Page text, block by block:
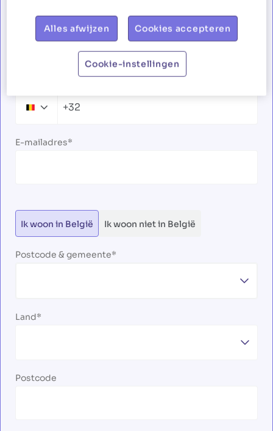
Familienaam
Belgium+32
E-mailadres
Ik woon in België Ik woon niet in België
Postcode & gemeente
Land
Postcode
Alles afwijzen Cookies accepteren
Cookie-instellingen